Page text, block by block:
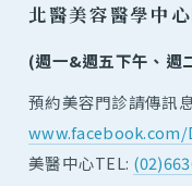
北醫美容醫學中
(週一&週五下午、週
預約美容門診請傳訊
美醫中心TEL: